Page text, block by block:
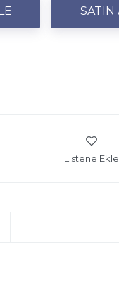
Listene Ekle